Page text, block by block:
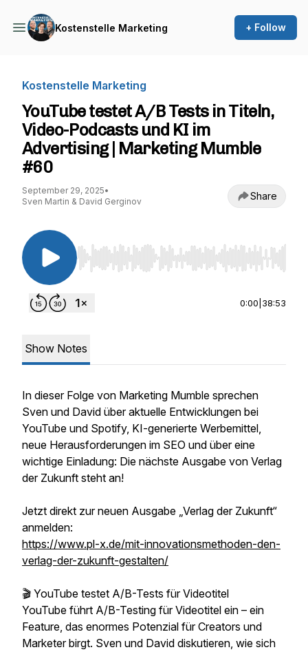
Kostenstelle Marketing + Follow
Kostenstelle Marketing
YouTube testet A/B Tests in Titeln,
Video-Podcasts und KI im
Advertising | Marketing Mumble
#60
September 29, 2025•
Sven Martin & David Gerginov
Share
Use Left/Right to seek, Home/End to jump to
0:00 38:53
Show Notes
In dieser Folge von Marketing Mumble sprechen
Sven und David über aktuelle Entwicklungen bei
YouTube und Spotify, KI-generierte Werbemittel,
neue Herausforderungen im SEO und über eine
wichtige Einladung: Die nächste Ausgabe von Verlag
der Zukunft steht an!
Jetzt direkt zur neuen Ausgabe „Verlag der Zukunft“
anmelden:
https://www.pl-x.de/mit-innovationsmethoden-den-
verlag-der-zukunft-gestalten/
🎬 YouTube testet A/B-Tests für Videotitel
YouTube führt A/B-Testing für Videotitel ein – ein
Feature, das enormes Potenzial für Creators und
Marketer birgt. Sven und David diskutieren, wie sich